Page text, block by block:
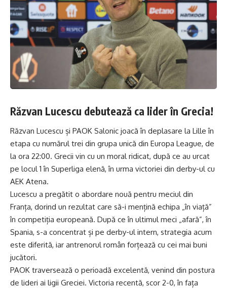
Răzvan Lucescu debutează ca lider în Grecia!
Răzvan Lucescu și PAOK Salonic joacă în deplasare la Lille în
etapa cu numărul trei din grupa unică din Europa League, de
la ora 22:00. Grecii vin cu un moral ridicat, după ce au urcat
pe locul 1 în Superliga elenă, în urma victoriei din derby-ul cu
AEK Atena.
Lucescu a pregătit o abordare nouă pentru meciul din
Franța, dorind un rezultat care să-i mențină echipa „în viață”
în competiția europeană. După ce în ultimul meci „afară”, în
Spania, s-a concentrat și pe derby-ul intern, strategia acum
este diferită, iar antrenorul român forțează cu cei mai buni
jucători.
PAOK traversează o perioadă excelentă, venind din postura
de lideri ai ligii Greciei. Victoria recentă, scor 2-0, în fața